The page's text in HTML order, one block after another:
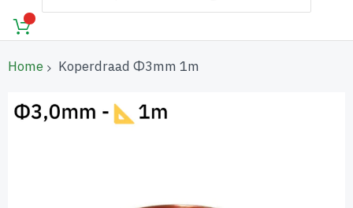
Home Koperdraad Φ3mm 1m
naar